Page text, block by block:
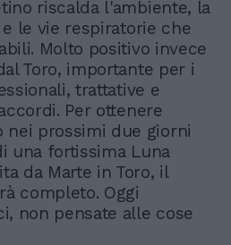
riscalda l'ambiente, la
le vie respiratorie che
Molto positivo invece
Toro, importante per i
trattative e
Per ottenere
nei prossimi due giorni
una fortissima Luna
da Marte in Toro, il
completo. Oggi
non pensate alle cose